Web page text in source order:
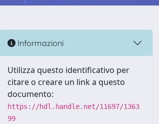
Informazioni
Utilizza questo identificativo per
citare o creare un link a questo
documento:
https://hdl.handle.net/11697/1363
99